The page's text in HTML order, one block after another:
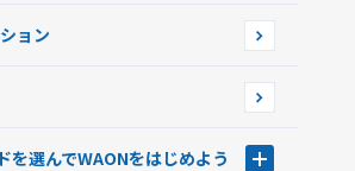
について
ョン
を選んでWAONをはじめよう